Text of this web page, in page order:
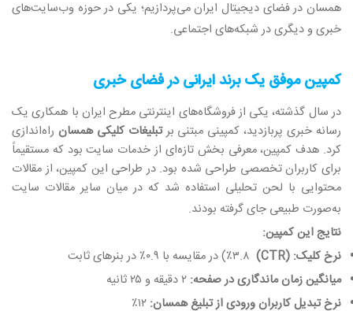
همسان در فضای دیجیتال ایران می‌پردازیم؛ یکی در حوزه وب‌سایت‌های
خبری و دیگری در شبکه‌های اجتماعی.
کمپین موفق یک برند ایرانی در فضای خبری
در سال گذشته، یکی از فروشگاه‌های اینترنتی مطرح ایران با همکاری یک
رسانه خبری پربازدید، کمپینی مبتنی برتبلیغات کلیکی همسان راه‌اندازی
کرد. هدف کمپین، معرفی بخش تازه‌ای از خدمات سایت بود که مستقیماً
برای کاربران تخصصی طراحی شده بود. در طراحی این کمپین، از مقالات
محتوایی با لحن تحلیلی استفاده شد که در میان سایر مقالات سایت
به‌صورت طبیعی جای گرفته بودند.
نتایج این کمپین:
نرخ کلیک(CTR) : ۳.۸٪ (در مقایسه با ۰.۹٪ در بنرهای ثابت
میانگین زمان ماندگاری در صفحه: ۲دقیقه و ۲۵ ثانیه
نرخ تبدیل کاربران ورودی از تبلیغ همسان: ۱۲٪